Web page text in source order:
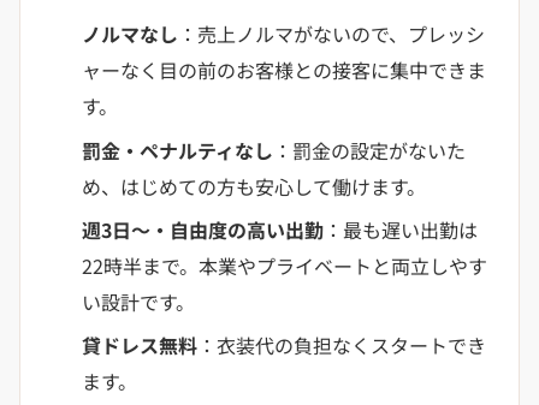
ノルマなし ：売上ノルマがないので、プレッシ
ャーなく目の前のお客様との接客に集中できま
す。
罰金・ペナルティなし ：罰金の設定がないた
め、はじめての方も安心して働けます。
週3日〜・自由度の高い出勤 ：最も遅い出勤は
22時半まで。本業やプライベートと両立しやす
い設計です。
貸ドレス無料 ：衣装代の負担なくスタートでき
ます。